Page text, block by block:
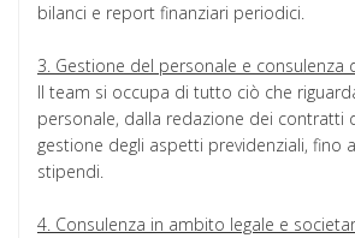
bilanci e report finanziari periodici.
3. Gestione del personale e consulenza
Il team si occupa di tutto ciò che
personale, dalla redazione dei contratti
gestione degli aspetti previdenziali, fino
stipendi.
4. Consulenza in ambito legale e